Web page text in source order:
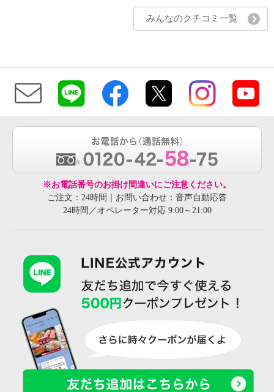
みんなのクチコミ一覧
※お電話番号のお掛け間違いにご注意ください。
ご注文：24時間｜お問い合わせ：音声自動応答
24時間／オペレーター対応 9:00～21:00